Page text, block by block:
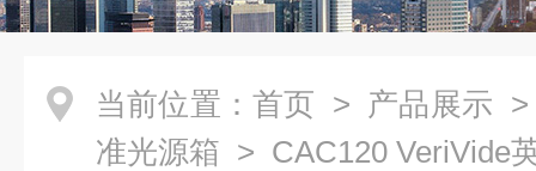
当前位置： 首页 > 产品展示
准光源箱 > CAC120 VeriVide